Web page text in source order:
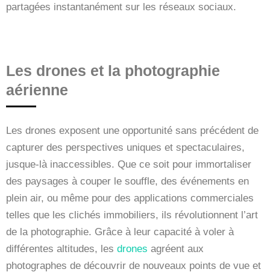
partagées instantanément sur les réseaux sociaux.
Les drones et la photographie
aérienne
Les drones exposent une opportunité sans précédent de
capturer des perspectives uniques et spectaculaires,
jusque-là inaccessibles. Que ce soit pour immortaliser
des paysages à couper le souffle, des événements en
plein air, ou même pour des applications commerciales
telles que les clichés immobiliers, ils révolutionnent l’art
de la photographie. Grâce à leur capacité à voler à
différentes altitudes, les drones agréent aux
photographes de découvrir de nouveaux points de vue et